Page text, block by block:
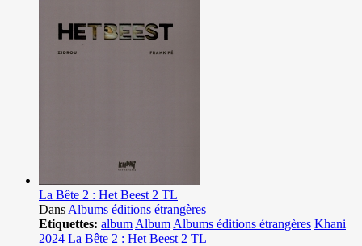
La Bête 2 : Het Beest 2 TL
Dans Albums éditions étrangères
Etiquettes: album Album Albums éditions étrangères Khani
2024 La Bête 2 : Het Beest 2 TL